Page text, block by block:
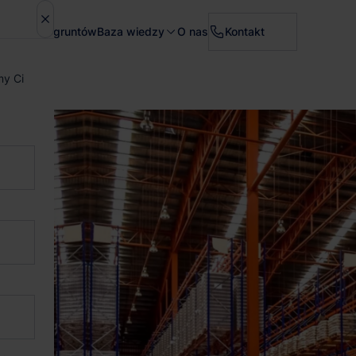
Sprzedaż gruntówBaza wiedzy O nas Kontakt
Ci